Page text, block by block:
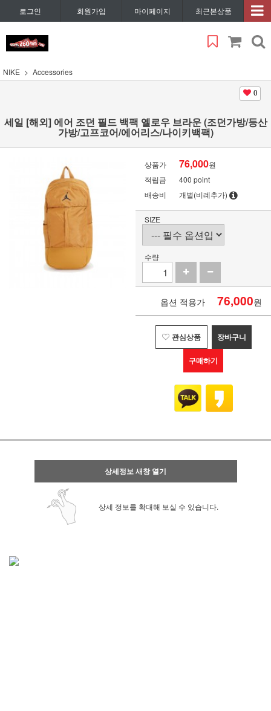
로그인 회원가입 마이페이지 최근본상품
NIKE Accessories
0
세일 [해외] 에어 조던 필드 백팩 옐로우 브라운 (조던가방/등산
가방/고프코어/에어리스/나이키백팩)
상품가 76,000원
적립금
400 point
배송비
개별(비례추가)
SIZE
수량
옵션 적용가 76,000원
관심상품 장바구니
구매하기
상세정보 새창 열기
상세 정보를 확대해 보실 수 있습니다.